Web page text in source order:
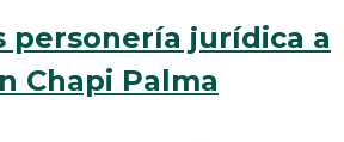
personería jurídica a
Chapi Palma